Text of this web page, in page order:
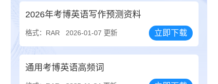
2026年考博英语写作预测资料
格式：RAR 2026-01-07 更新 立即下载
通用考博英语高频词